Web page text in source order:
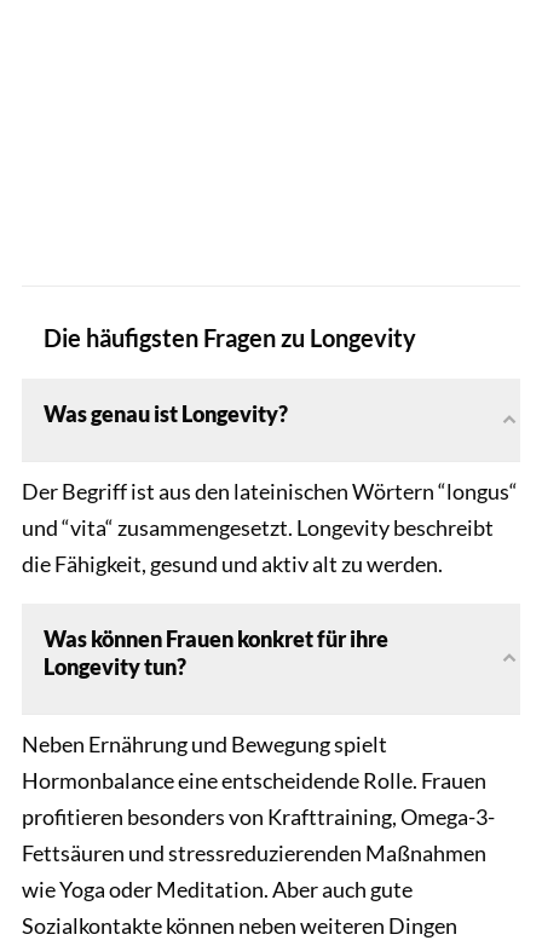
Die häufigsten Fragen zu Longevity
Was genau ist Longevity?
Der Begriff ist aus den lateinischen Wörtern “longus“
und “vita“ zusammengesetzt. Longevity beschreibt
die Fähigkeit, gesund und aktiv alt zu werden.
Was können Frauen konkret für ihre
Longevity tun?
Neben Ernährung und Bewegung spielt
Hormonbalance eine entscheidende Rolle. Frauen
profitieren besonders von Krafttraining, Omega-3-
Fettsäuren und stressreduzierenden Maßnahmen
wie Yoga oder Meditation. Aber auch gute
Sozialkontakte können neben weiteren Dingen